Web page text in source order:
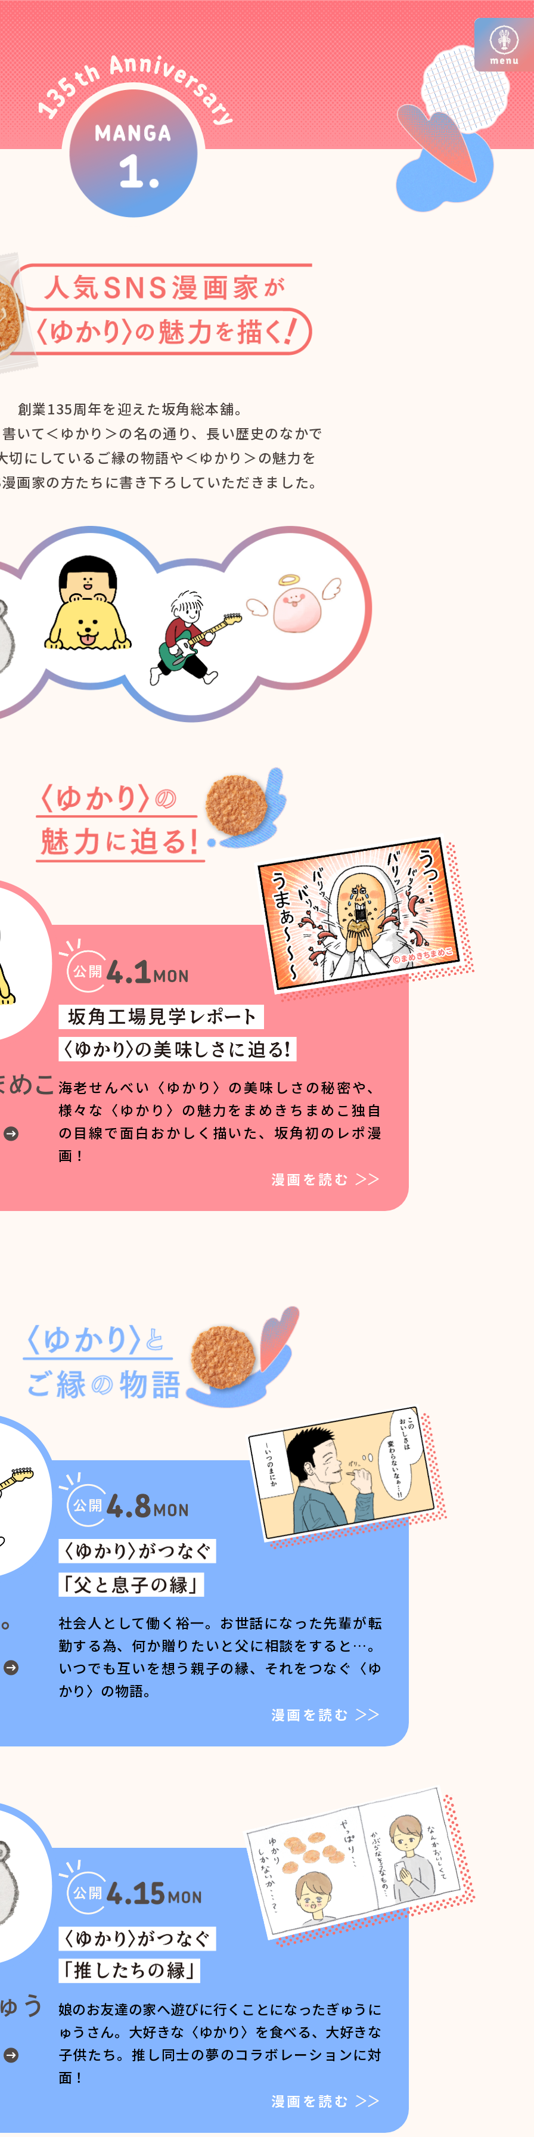
創業135周年を迎えた坂角総本舖。
いて＜ゆかり＞の名の通り、 長い歴史のなかで
切にしている ご縁の物語や＜ゆかり＞の魅力を
画家の方たちに書き下ろしていただきました。
こ 海老せんべい〈ゆかり〉の美味しさの秘密や、
様々な〈ゆかり〉の魅力をまめきちまめこ独自
の目線で面白おかしく描いた、坂角初のレポ漫
画！
漫画を読む
社会人として働く裕一。お世話になった先輩が転
勤する為、何か贈りたいと父に相談をすると…。
いつでも互いを想う親子の縁、それをつなぐ〈ゆ
かり〉の物語。
漫画を読む
う
娘のお友達の家へ遊びに行くことになったぎゅうに
ゅうさん。大好きな〈ゆかり〉を食べる、大好きな
子供たち。推し同士の夢のコラボレーションに対
面！
漫画を読む